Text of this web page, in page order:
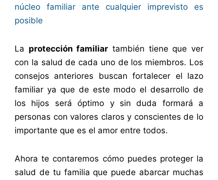
núcleo familiar ante cualquier imprevisto es
posible
La protección familiar también tiene que ver
con la salud de cada uno de los miembros. Los
consejos anteriores buscan fortalecer el lazo
familiar ya que de este modo el desarrollo de
los hijos será óptimo y sin duda formará a
personas con valores claros y conscientes de lo
importante que es el amor entre todos.
Ahora te contaremos cómo puedes proteger la
salud de tu familia que puede abarcar muchas